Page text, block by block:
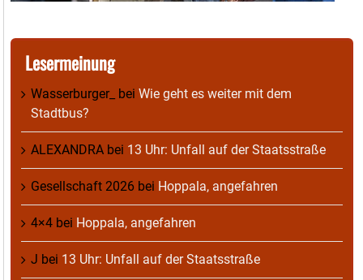
Lesermeinung
Wasserburger_ bei Wie geht es weiter mit dem
Stadtbus?
ALEXANDRA bei 13 Uhr: Unfall auf der Staatsstraße
Gesellschaft 2026 bei Hoppala, angefahren
4×4 bei Hoppala, angefahren
J bei 13 Uhr: Unfall auf der Staatsstraße